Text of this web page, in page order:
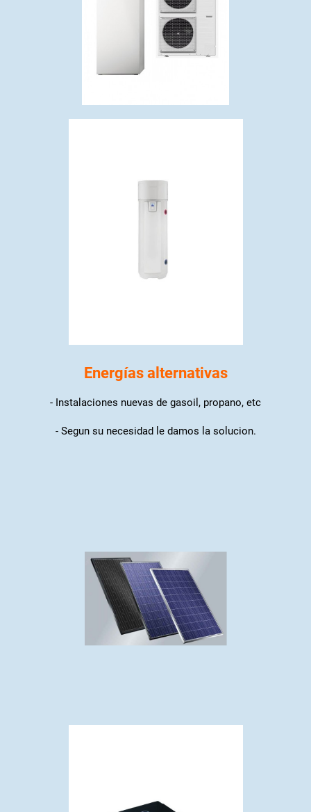
Energías alternativas
- Instalaciones nuevas de gasoil, propano, etc
- Segun su necesidad le damos la solucion.